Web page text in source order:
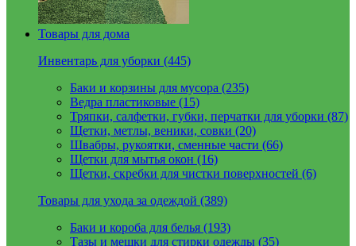
Товары для дома
Инвентарь для уборки (445)
Баки и корзины для мусора (235)
Ведра пластиковые (15)
Тряпки, салфетки, губки, перчатки для уборки (87)
Щетки, метлы, веники, совки (20)
Швабры, рукоятки, сменные части (66)
Щетки для мытья окон (16)
Щетки, скребки для чистки поверхностей (6)
Товары для ухода за одеждой (389)
Баки и короба для белья (193)
Тазы и мешки для стирки одежды (35)